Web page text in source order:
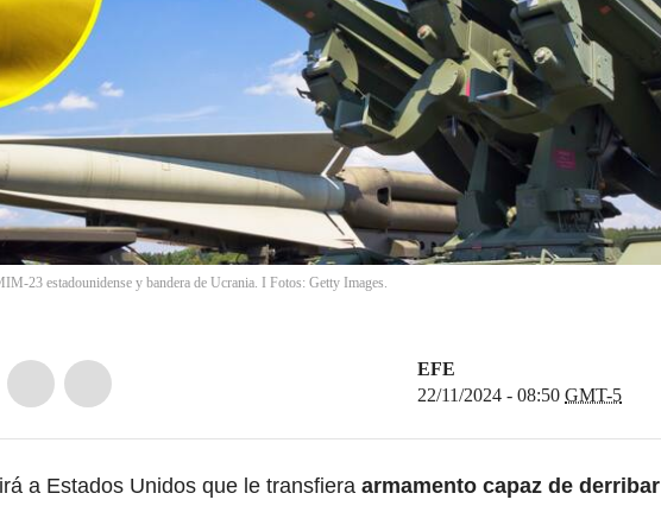
23 estadounidense y bandera de Ucrania. I Fotos: Getty Images.
EFE
22/11/2024 - 08:50 GMT-5
a Estados Unidos que le transfiera armamento capaz de derribar